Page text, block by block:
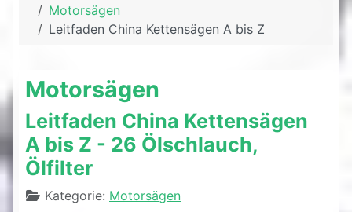
Motorsägen
Leitfaden China Kettensägen A bis Z
Motorsägen
Leitfaden China Kettensägen
A bis Z - 26 Ölschlauch,
Ölfilter
DetailsKategorie: Motorsägen